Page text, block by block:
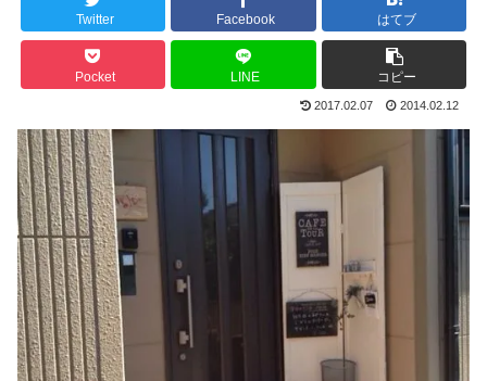
Twitter Facebook はてブ
Pocket LINE コピー
2017.02.07 2014.02.12